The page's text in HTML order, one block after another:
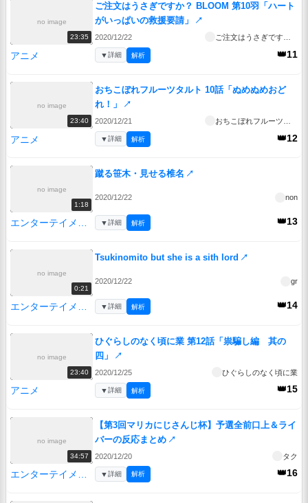
no image
23:35
ご注文はうさぎですか？ BLOOM 第10羽「ハート
がいっぱいの救援要請」
↗
2020/12/22
アニメ 👑11
▼詳細 解析
no image
23:40
おちこぼれフルーツタルト 10話「ぬめぬめおど
れ！」
↗
2020/12/21
アニメ 👑12
▼詳細 解析
no image
1:18
蹴る笹木・見せる椎名 ↗
2020/12/22 non
エンターテイメント 👑13
▼詳細 解析
no image
0:21
Tsukinomito but she is a sith lord ↗
2020/12/22 gr
エンターテイメント 👑14
▼詳細 解析
no image
23:40
ひぐらしのなく頃に業 第12話「祟騙し編 其の
四」
↗
2020/12/25 ひぐらしのなく頃に業
アニメ 👑15
▼詳細 解析
no image
34:57
【第3回マリカにじさんじ杯】予選全前口上＆ライ
バーの反応まとめ ↗
2020/12/20 タク
エンターテイメント 👑16
▼詳細 解析